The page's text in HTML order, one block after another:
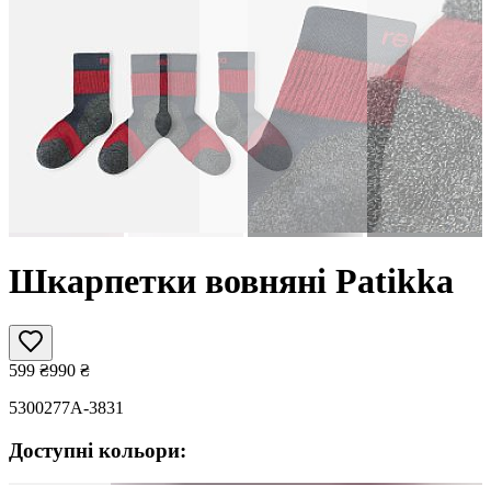
Шкарпетки вовняні Patikka
599 ₴990 ₴
5300277A-3831
Доступні кольори: